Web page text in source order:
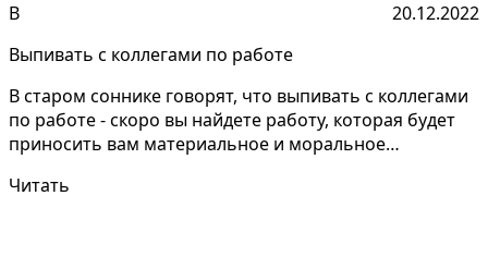
В
20.12.2022
Выпивать с коллегами по работе
В старом соннике говорят, что выпивать с коллегами
по работе - скоро вы найдете работу, которая будет
приносить вам материальное и моральное
Читать